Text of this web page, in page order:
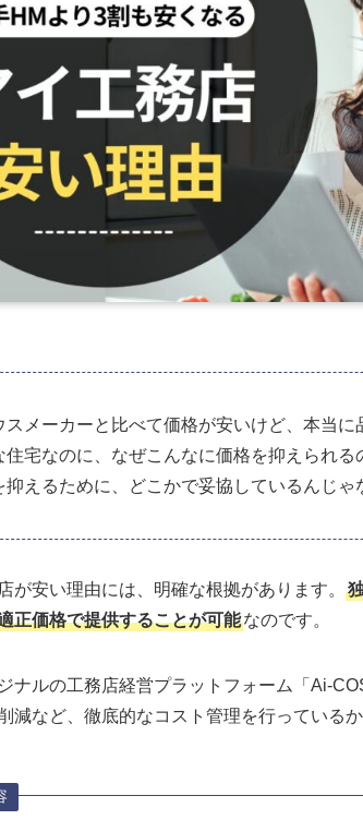
スメーカーと比べて価格が安いけど、本当に
住宅なのに、なぜこんなに価格を抑えられる
抑えるために、どこかで妥協しているんじ
が安い理由には、明確な根拠があります。
正価格で提供することが可能なのです。
ナルの工務店経営プラットフォーム「Ai-
減など、徹底的なコスト管理を行っているか